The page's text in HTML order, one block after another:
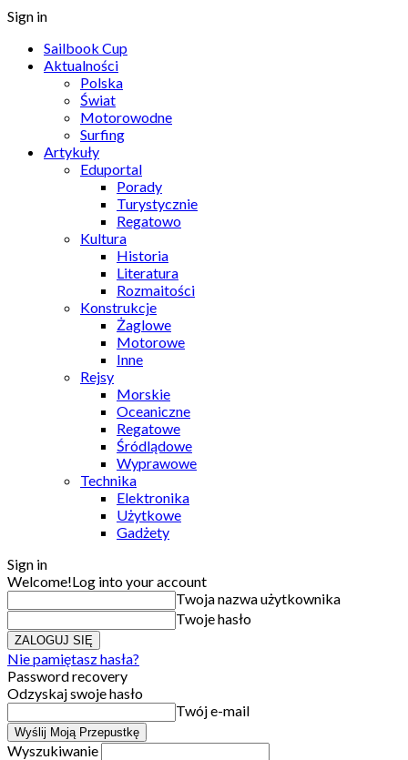
Sign in
Sailbook Cup
Aktualności
Polska
Świat
Motorowodne
Surfing
Artykuły
Eduportal
Porady
Turystycznie
Regatowo
Kultura
Historia
Literatura
Rozmaitości
Konstrukcje
Żaglowe
Motorowe
Inne
Rejsy
Morskie
Oceaniczne
Regatowe
Śródlądowe
Wyprawowe
Technika
Elektronika
Użytkowe
Gadżety
Sign in
Welcome!Log into your account
Twoja nazwa użytkownika
Twoje hasło
Nie pamiętasz hasła?
Password recovery
Odzyskaj swoje hasło
Twój e-mail
Wyszukiwanie